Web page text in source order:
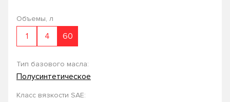
Объемы, л
1 4 60
Тип базового масла:
Полусинтетическое
Класс вязкости SAE: